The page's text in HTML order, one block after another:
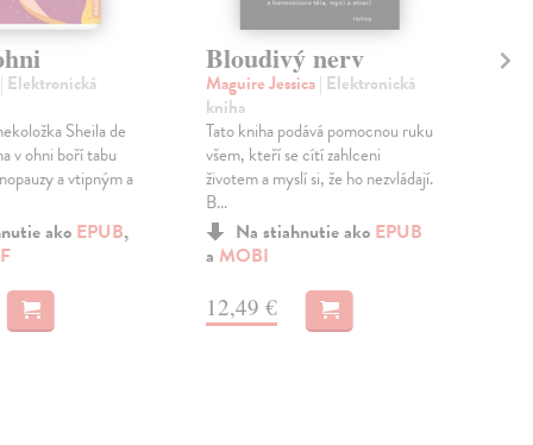
| Elektronická
Sheila de
v ohni boří tabu
a vtipným a
ako EPUB,
Bloudivý nerv
Maguire Jessica| Elektronická
kniha
Tato kniha podává pomocnou ruku
všem, kteří se cítí zahlceni
životem a myslí si, že ho nezvládají.
B...
Na stiahnutie ako EPUB
a MOBI
12,49 €